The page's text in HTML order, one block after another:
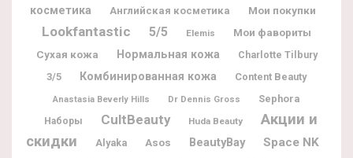
косметика
Английская косметика Мои покупки
Lookfantastic 5/5 Elemis Мои фавориты
Сухая кожа Нормальная кожа
Charlotte Tilbury
3/5
Комбинированная кожа Content Beauty
Anastasia Beverly Hills Dr Dennis Gross Sephora
Наборы CultBeauty Huda Beauty
Акции и
скидки
Alyaka Asos BeautyBay Space NK